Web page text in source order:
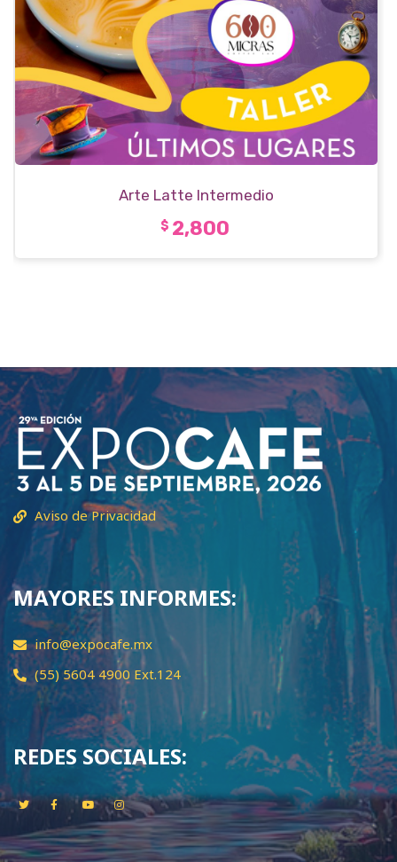
Arte Latte Intermedio
$ 2,800
Aviso de Privacidad
MAYORES INFORMES:
info@expocafe.mx
(55) 5604 4900 Ext.124
REDES SOCIALES: